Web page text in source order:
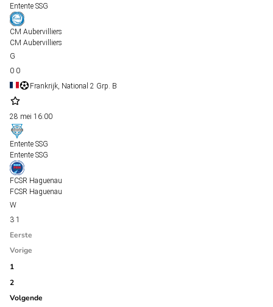
Entente SSG
CM Aubervilliers
CM Aubervilliers
0 0
Frankrijk, National 2 Grp. B
28 mei 16:00
Entente SSG
Entente SSG
FCSR Haguenau
FCSR Haguenau
3 1
Eerste
Vorige
1
2
Volgende